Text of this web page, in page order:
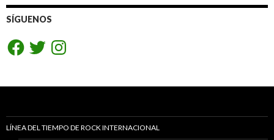
SÍGUENOS
FacebookTwitterInstagram
LÍNEA DEL TIEMPO DE ROCK INTERNACIONAL